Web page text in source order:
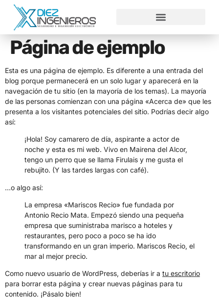
Página de ejemplo
Esta es una página de ejemplo. Es diferente a una entrada del
blog porque permanecerá en un solo lugar y aparecerá en la
navegación de tu sitio (en la mayoría de los temas). La mayoría
de las personas comienzan con una página «Acerca de» que les
presenta a los visitantes potenciales del sitio. Podrías decir algo
así:
¡Hola! Soy camarero de día, aspirante a actor de
noche y esta es mi web. Vivo en Mairena del Alcor,
tengo un perro que se llama Firulais y me gusta el
rebujito. (Y las tardes largas con café).
…o algo así:
La empresa «Mariscos Recio» fue fundada por
Antonio Recio Mata. Empezó siendo una pequeña
empresa que suministraba marisco a hoteles y
restaurantes, pero poco a poco se ha ido
transformando en un gran imperio. Mariscos Recio, el
mar al mejor precio.
Como nuevo usuario de WordPress, deberías ir a tu escritorio
para borrar esta página y crear nuevas páginas para tu
contenido. ¡Pásalo bien!